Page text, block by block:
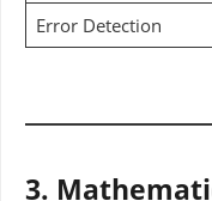
Error Detection
3.